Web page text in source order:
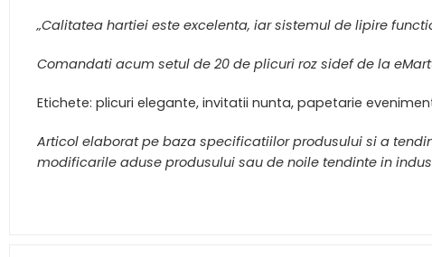
„Calitatea hartiei este excelenta, iar sistemul de lipire
Comandati acum setul de 20 de plicuri roz sidef de la
Etichete: plicuri elegante, invitatii nunta, papetarie
Articol elaborat pe baza specificatiilor produsului si a
modificarile aduse produsului sau de noile tendinte in